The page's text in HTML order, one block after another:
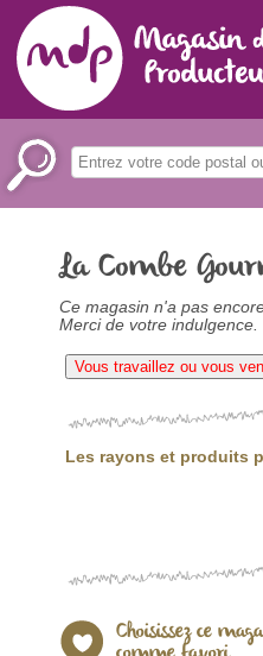
La Combe
Ce magasin n'a pas
Merci de votre indulgence.
Vous travaillez ou vous
Les rayons et produits